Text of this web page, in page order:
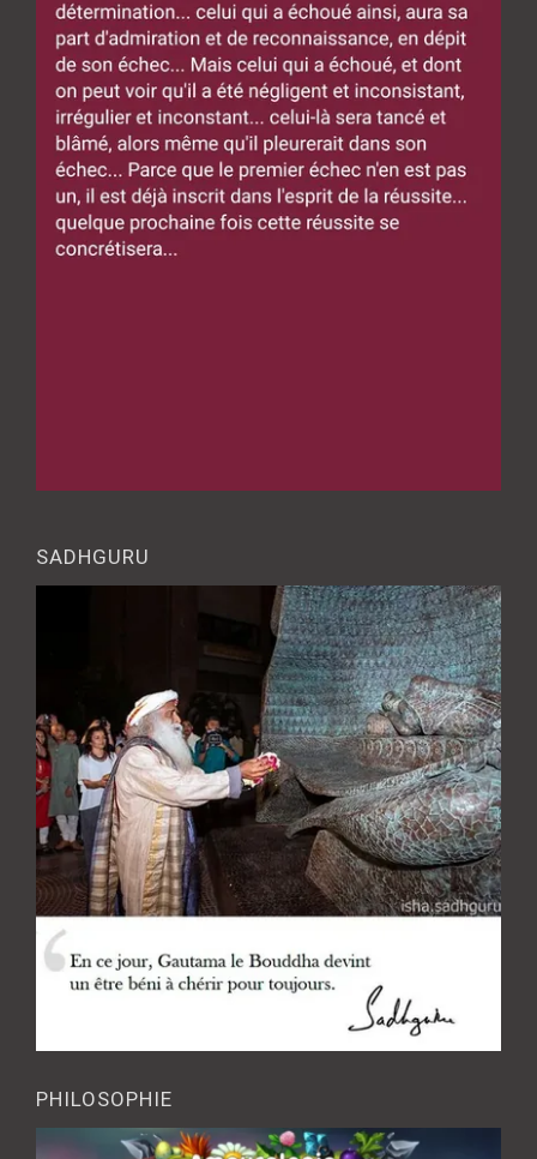
SADHGURU
PHILOSOPHIE